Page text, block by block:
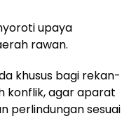
upaya
rawan.
khusus bagi rekan-
konflik, agar aparat
perlindungan sesuai